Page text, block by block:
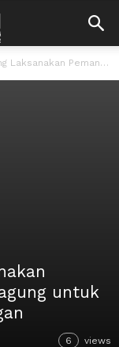
Panen Jagung untuk Mendukung Ketahanan Pangan
untuk
6 views